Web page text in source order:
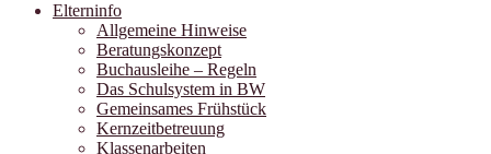
Elterninfo
Allgemeine Hinweise
Beratungskonzept
Buchausleihe – Regeln
Das Schulsystem in BW
Gemeinsames Frühstück
Kernzeitbetreuung
Klassenarbeiten